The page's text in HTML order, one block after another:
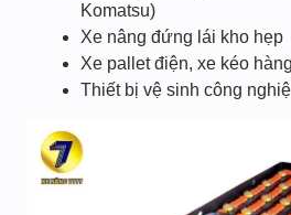
Komatsu)
Xe nâng đứng lái kho hẹp
Xe pallet điện, xe kéo
Thiết bị vệ sinh công